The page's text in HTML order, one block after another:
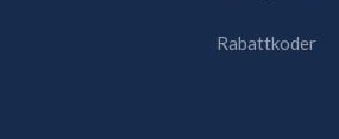
Rabattkoder